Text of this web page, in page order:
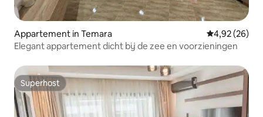
Appartement in Temara Gemiddelde
4,92 (26)
Elegant appartement dicht bij de zee en voorzieningen
Superhost
Superhost